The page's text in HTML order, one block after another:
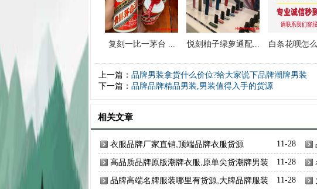
复刻一比一茅台 ... 悦刻柚子绿萝通配... 白条花呗怎
上一篇： 品牌男装拿货什么价位?给大家说下品牌潮牌男装
下一篇： 品牌品牌精品男装,男装值得入手的货源
相关文章
11-28
衣服品牌厂家直销,顶端品牌衣服货源
11-28
高品质品牌原版潮牌衣服,原单尖货潮牌男装
11-28
品牌高端名牌服装哪里有货源,大牌品牌服装